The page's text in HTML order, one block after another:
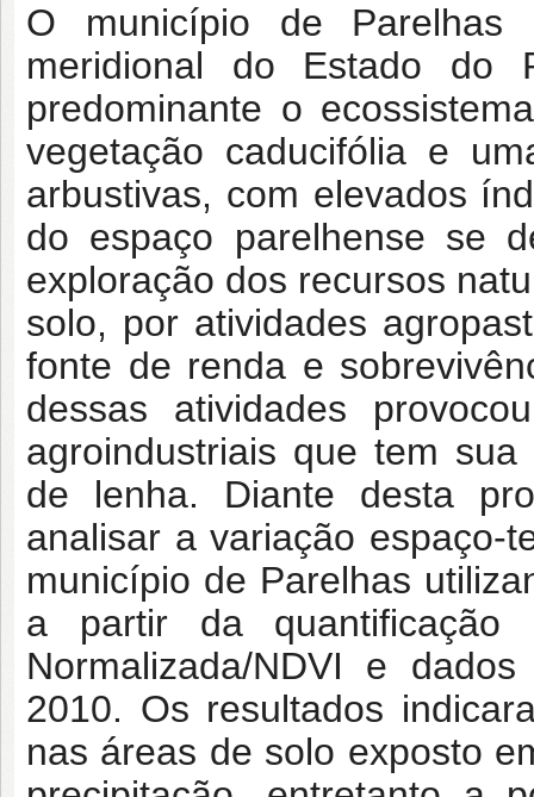
O município de Parelhas
meridional do Estado
predominante o
vegetação caducifólia e
arbustivas, com elevados
do espaço parelhense se
exploração dos recursos
solo, por atividades
fonte de renda e
dessas atividades
agroindustriais que tem
de lenha. Diante desta
analisar a variação espaço-
município de Parelhas
a partir da quantificação
Normalizada/NDVI e
2010. Os resultados
nas áreas de solo exposto